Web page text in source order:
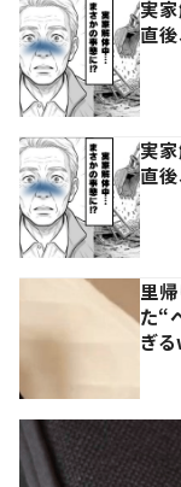
実
直後
実
直後
里
た“
ぎる